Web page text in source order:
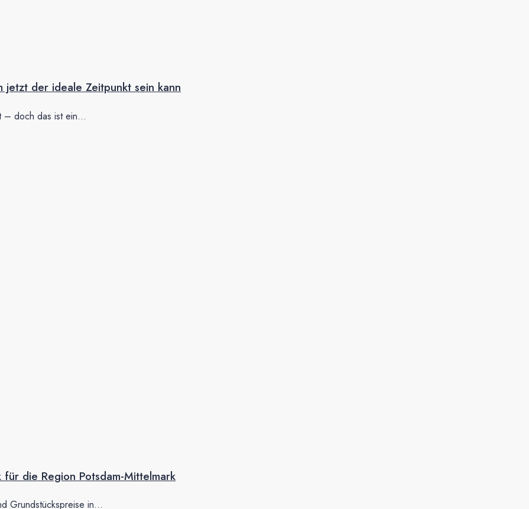
der ideale Zeitpunkt sein kann
– doch das ist ein...
die Region Potsdam-Mittelmark
Grundstückspreise in...